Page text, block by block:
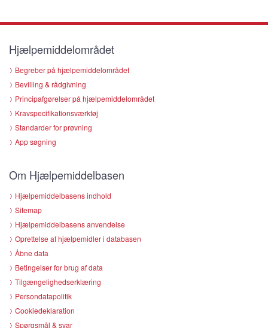
Hjælpemiddelområdet
Begreber på hjælpemiddelområdet
Bevilling & rådgivning
Principafgørelser på hjælpemiddelområdet
Kravspecifikationsværktøj
Standarder for prøvning
App søgning
Om Hjælpemiddelbasen
Hjælpemiddelbasens indhold
Sitemap
Hjælpemiddelbasens anvendelse
Oprettelse af hjælpemidler i databasen
Åbne data
Betingelser for brug af data
Tilgængelighedserklæring
Persondatapolitik
Cookiedeklaration
Spørgsmål & svar